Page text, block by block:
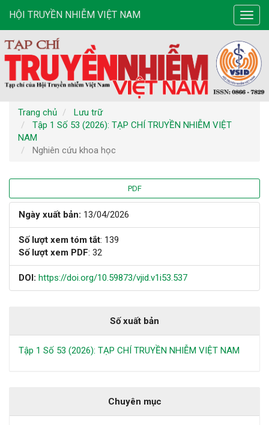
hướng
chính
Nội
dung
chính
Thanh
HỘI TRUYỀN NHIỄM VIỆT NAM
Trang chủ
Lưu trữ
Tập 1 Số 53 (2026): TẠP CHÍ TRUYỀN NHIỄM VIỆT
NAM
Nghiên cứu khoa học
bên
bài
viết
PDF
Ngày xuất bản: 13/04/2026
Số lượt xem tóm tắt: 139
Số lượt xem PDF: 32
DOI: https://doi.org/10.59873/vjid.v1i53.537
Số xuất bản
Tập 1 Số 53 (2026): TẠP CHÍ TRUYỀN NHIỄM VIỆT NAM
Chuyên mục